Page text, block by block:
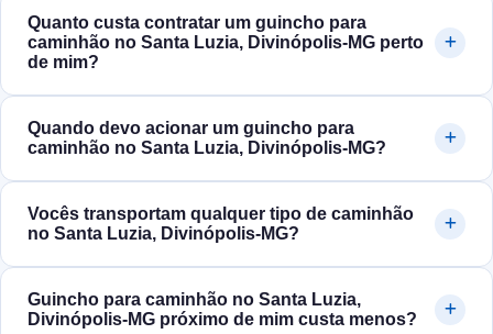
Quanto custa contratar um guincho para
caminhão no Santa Luzia, Divinópolis‑MG perto
de mim?
Quando devo acionar um guincho para
caminhão no Santa Luzia, Divinópolis‑MG?
Vocês transportam qualquer tipo de caminhão
no Santa Luzia, Divinópolis‑MG?
Guincho para caminhão no Santa Luzia,
Divinópolis‑MG próximo de mim custa menos?